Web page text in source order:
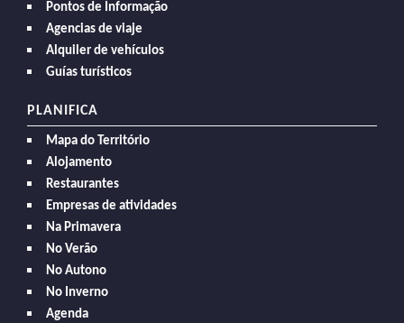
Pontos de Informação
Agencias de viaje
Alquiler de vehículos
Guías turísticos
PLANIFICA
Mapa do Território
Alojamento
Restaurantes
Empresas de atividades
Na Primavera
No Verão
No Autono
No Inverno
Agenda